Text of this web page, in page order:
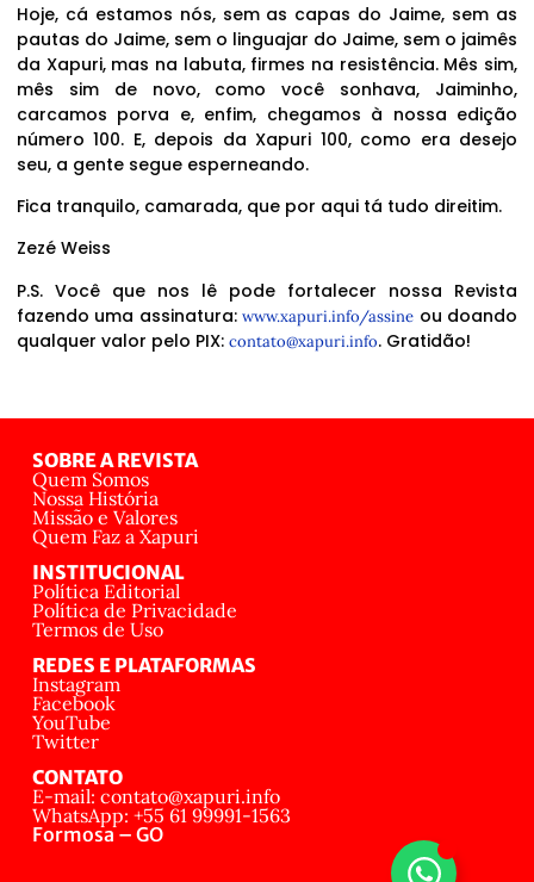
Hoje, cá estamos nós, sem as capas do Jaime, sem as
pautas do Jaime, sem o linguajar do Jaime, sem o jaimês
da Xapuri, mas na labuta, firmes na resistência. Mês sim,
mês sim de novo, como você sonhava, Jaiminho,
carcamos porva e, enfim, chegamos à nossa edição
número 100. E, depois da Xapuri 100, como era desejo
seu, a gente segue esperneando.
Fica tranquilo, camarada, que por aqui tá tudo direitim.
Zezé Weiss
P.S. Você que nos lê pode fortalecer nossa Revista
fazendo uma assinatura:www.xapuri.info/assine ou doando
qualquer valor pelo PIX: contato@xapuri.info. Gratidão!
SOBRE A REVISTA
Quem Somos
Nossa História
Missão e Valores
Quem Faz a Xapuri
INSTITUCIONAL
Política Editorial
Política de Privacidade
Termos de Uso
REDES E PLATAFORMAS
Instagram
Facebook
YouTube
Twitter
CONTATO
E-mail: contato@xapuri.info
WhatsApp: +55 61 99991-1563
Formosa – GO